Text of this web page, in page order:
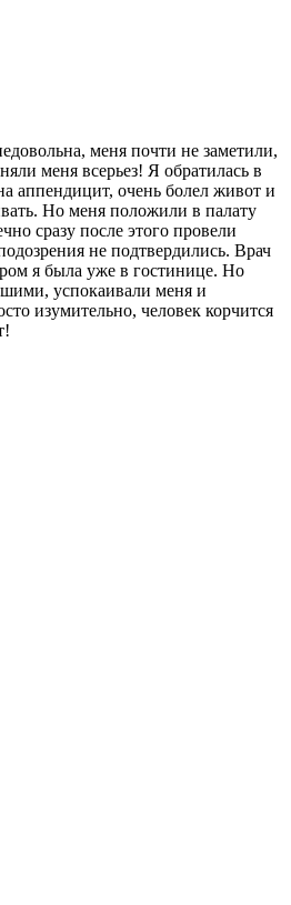
меня почти не заметили,
меня всерьез! Я обратилась в
аппендицит, очень болел живот и
Но меня положили в палату
сразу после этого провели
не подтвердились. Врач
я была уже в гостинице. Но
успокаивали меня и
изумительно, человек корчится